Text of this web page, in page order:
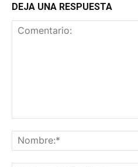
DEJA UNA RESPUESTA